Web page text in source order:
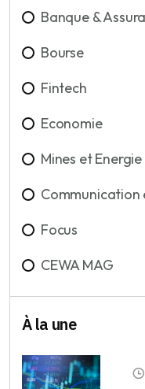
Banque &
Bourse
Fintech
Economie
Mines et Energie
Communication
Focus
CEWA MAG
À la une